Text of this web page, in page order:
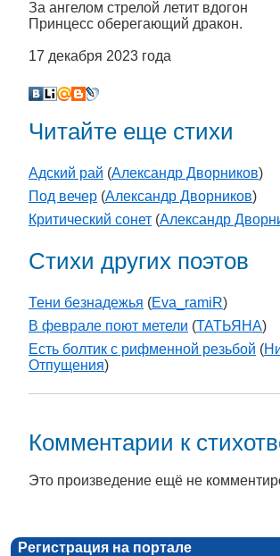
За ангелом стрелой летит вдогон
Принцесс оберегающий дракон.
17 декабря 2023 года
Читайте еще стихи
Адский рай (Александр Дворников)
Под вечер (Александр Дворников)
Критический сонет (Александр
Стихи других поэтов
Тени безнадежья (Eva_ramiR)
В феврале поют метели (ТАТЬЯНА)
Есть болтик с рифменной резьбой (
Отпущения)
Комментарии к
Это произведение ещё не
Регистрация на портале